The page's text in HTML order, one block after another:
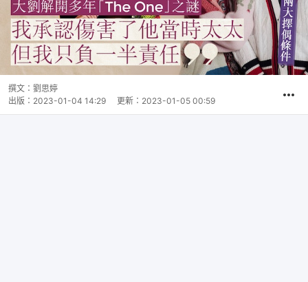
撰文： 劉思婷
出版： 2023-01-04 14:29 更新： 2023-01-05 00:59